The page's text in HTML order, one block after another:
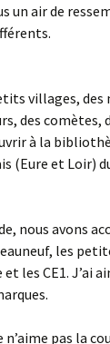
un air de
villages, des
des comètes,
à la
(Eure et Loir)
nous avons
les
les CE1. J’ai
n’aime pas la